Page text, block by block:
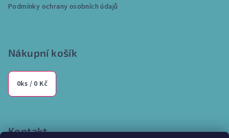
Podmínky ochrany osobních údajů
Nákupní košík
0ks / 0 Kč
Kontakt